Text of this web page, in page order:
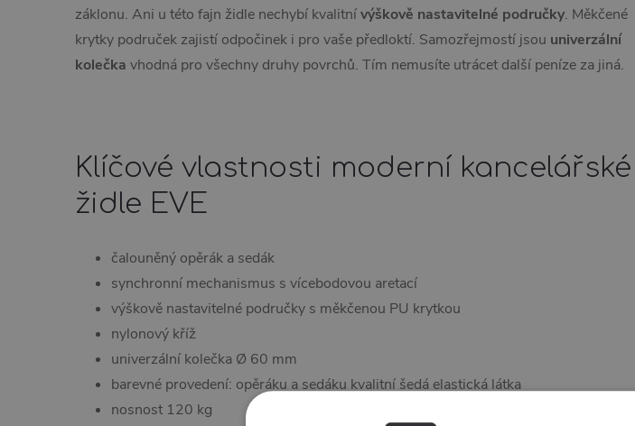
záklonu. Ani u této fajn židle nechybí kvalitnívýškově nastavitelné područky. Měkčené
krytky područek zajistí odpočinek i pro vaše předloktí. Samozřejmostí jsou univerzální
kolečka vhodná pro všechny druhy povrchů. Tím nemusíte utrácet další peníze za jiná.
Klíčové vlastnosti moderní kancelářské
židle EVE
čalouněný opěrák a sedák
synchronní mechanismus s vícebodovou aretací
výškově nastavitelné područky s měkčenou PU krytkou
nylonový kříž
univerzální kolečka Ø 60 mm
barevné provedení: opěráku a sedáku kvalitní šedá elastická látka
nosnost 120 kg